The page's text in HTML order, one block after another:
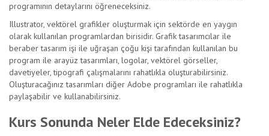
programının detaylarını öğreneceksiniz.
Illustrator, vektörel grafikler oluşturmak için sektörde en yaygın
olarak kullanılan programlardan birisidir. Grafik tasarımcılar ile
beraber tasarım işi ile uğraşan çoğu kişi tarafından kullanılan bu
program ile arayüz tasarımları, logolar, vektörel görseller,
davetiyeler, tipografi çalışmalarını rahatlıkla oluşturabilirsiniz.
Oluşturacağınız tasarımları diğer Adobe programları ile rahatlıkla
paylaşabilir ve kullanabilirsiniz.
Kurs Sonunda Neler Elde Edeceksiniz?